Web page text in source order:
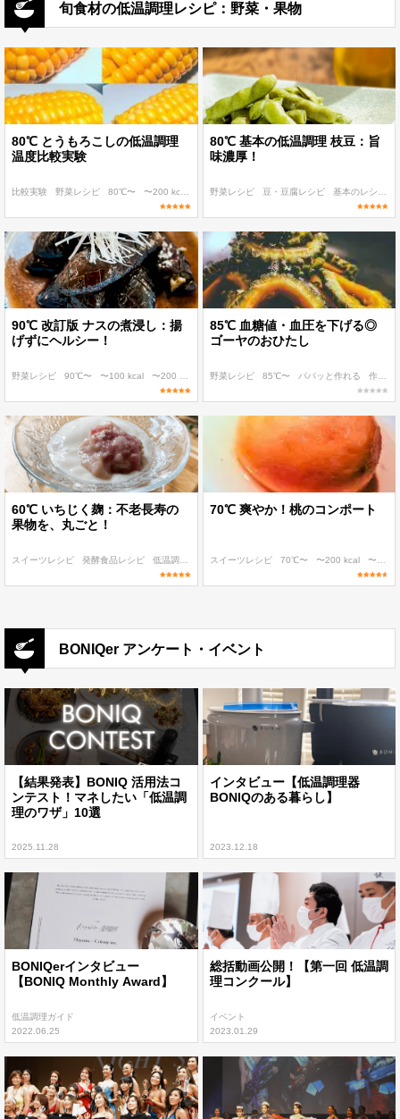
旬食材の低温調理レシピ：野菜・果物
80℃ とうもろこしの低温調理
温度比較実験
比較実験 野菜レシピ 80℃〜 〜200 kcal 〜300 kcal
80℃ 基本の低温調理 枝豆：旨
味濃厚！
野菜レシピ 豆・豆腐レシピ 基本のレシピ
90℃ 改訂版 ナスの煮浸し：揚
げずにヘルシー！
野菜レシピ 90℃〜 〜100 kcal 〜200 kcal 〜300 kcal
85℃ 血糖値・血圧を下げる◎
ゴーヤのおひたし
野菜レシピ 85℃〜 パパッと作れる 作り置き
60℃ いちじく麹：不老長寿の
果物を、丸ごと！
スイーツレシピ 発酵食品レシピ 低温調理 麹・発酵食レシピ 60℃〜 作り置き
70℃ 爽やか！桃のコンポート
スイーツレシピ 70℃〜 〜200 kcal 〜300 kcal
BONIQer アンケート・イベント
【結果発表】BONIQ 活用法コ
ンテスト！マネしたい「低温調
理のワザ」10選
2025.11.28
インタビュー【低温調理器
BONIQのある暮らし】
2023.12.18
BONIQerインタビュー
【BONIQ Monthly Award】
低温調理ガイド
2022.06.25
総括動画公開！【第一回 低温調
理コンクール】
イベント
2023.01.29